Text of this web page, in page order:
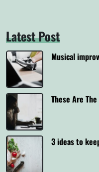
Latest Post
Musical
These Are
3 ideas to